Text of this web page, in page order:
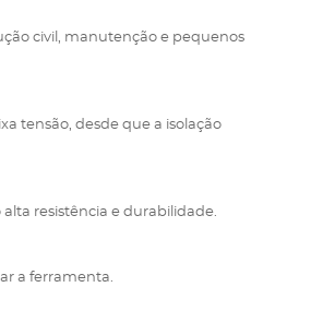
civil, manutenção e pequenos
tensão, desde que a isolação
resistência e durabilidade.
a ferramenta.